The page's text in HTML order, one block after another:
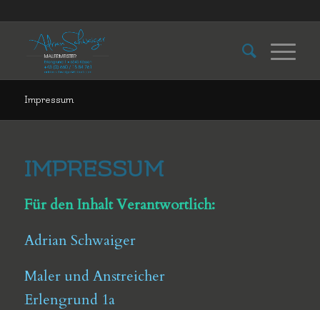
Impressum
IMPRESSUM
Für den Inhalt Verantwortlich:
Adrian Schwaiger
Maler und Anstreicher
Erlengrund 1a